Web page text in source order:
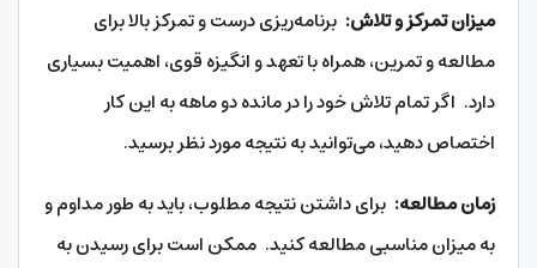
میزان تمرکز و تلاش: برنامه‌ریزی درست و تمرکز بالا برای
مطالعه و تمرین، همراه با تعهد و انگیزه قوی، اهمیت بسیاری
دارد. اگر تمام تلاش خود را در مانده دو ماهه به این کار
اختصاص دهید، می‌توانید به نتیجه مورد نظر برسید.
زمان مطالعه: برای داشتن نتیجه مطلوب، باید به طور مداوم و
به میزان مناسبی مطالعه کنید. ممکن است برای رسیدن به